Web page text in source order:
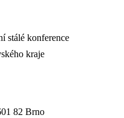
stálé konference
kraje
82 Brno